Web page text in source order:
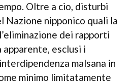
Oltre a cio, disturbi
nipponico quali la
dei rapporti
esclusi i
malsana in
minimo limitatamente